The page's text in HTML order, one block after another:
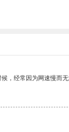
经常因为网速慢而